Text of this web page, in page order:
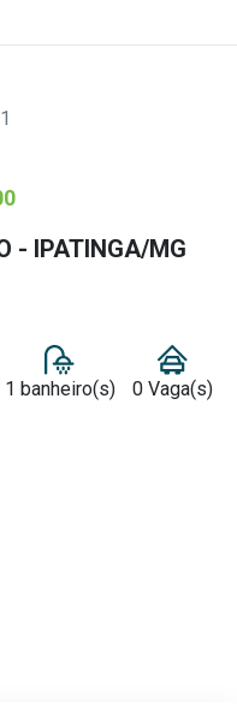
- IPATINGA/MG
1 banheiro(s) 0 Vaga(s)